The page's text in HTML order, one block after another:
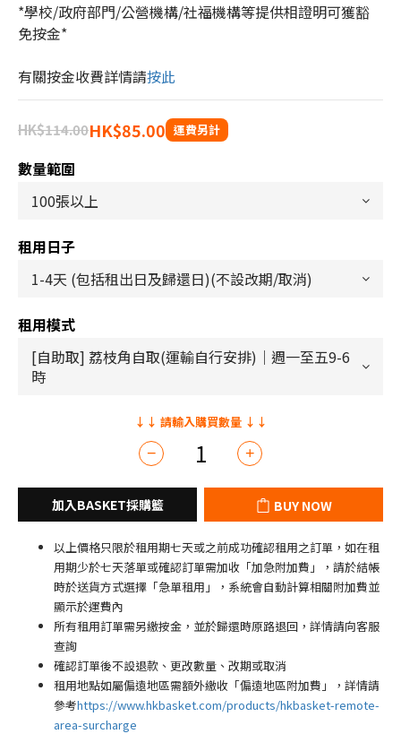
*學校/政府部門/公營機構/社福機構等提供相證明可獲豁
免按金*
有關按金收費詳情請按此
HK$114.00HK$85.00
數量範圍
租用日子
租用模式
BUY NOW
以上價格只限於租用期七天或之前成功確認租用之訂單，如在租
用期少於七天落單或確認訂單需加收「加急附加費」，請於結帳
時於送貨方式選擇「急單租用」，系統會自動計算相關附加費並
顯示於運費內
所有租用訂單需另繳按金，並於歸還時原路退回，詳情請向客服
查詢
確認訂單後不設退款、更改數量、改期或取消
租用地點如屬偏遠地區需額外繳收「偏遠地區附加費 」
，詳情請
參考https://www.hkbasket.com/products/hkbasket-remote-
area-surcharge